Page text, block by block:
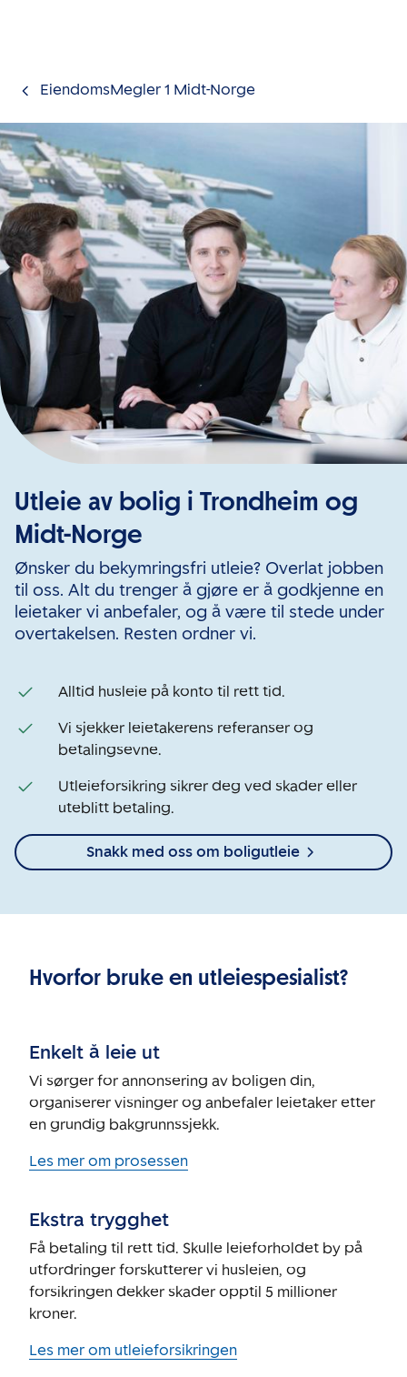
EiendomsMegler 1 Midt-Norge
Utleie av bolig i Trondheim og
Midt-Norge
Ønsker du bekymringsfri utleie? Overlat jobben
til oss. Alt du trenger å gjøre er å godkjenne en
leietaker vi anbefaler, og å være til stede under
overtakelsen. Resten ordner vi.
Alltid husleie på konto til rett tid.
Vi sjekker leietakerens referanser og
betalingsevne.
Utleieforsikring sikrer deg ved skader eller
uteblitt betaling.
Snakk med oss om boligutleie
Hvorfor bruke en utleiespesialist?
Enkelt å leie ut
Vi sørger for annonsering av boligen din,
organiserer visninger og anbefaler leietaker etter
en grundig bakgrunnssjekk.
Les mer om prosessen
Ekstra trygghet
Få betaling til rett tid. Skulle leieforholdet by på
utfordringer forskutterer vi husleien, og
forsikringen dekker skader opptil 5 millioner
kroner.
Les mer om utleieforsikringen